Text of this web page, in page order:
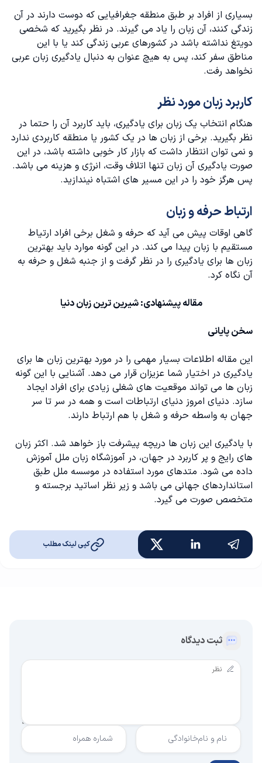
بسیاری از افراد بر طبق منطقه جغرافیایی که دوست دارند در آن
زندگی کنند، آن زبان را یاد می گیرند. در نظر بگیرید که شخصی
دویتغ نداشته باشد در کشورهای عربی زندگی کند یا با این
مناطق سفر کند، پس به هیچ عنوان به دنبال یادگیری زبان عربی
نخواهد رفت.
کاربرد زبان مورد نظر
هنگام انتخاب یک زبان برای یادگیری، باید کاربرد آن را حتما در
نظر بگیرید. برخی از زبان ها در یک کشور یا منطقه کاربردی ندارد
و نمی توان انتظار داشت که بازار کار خوبی داشته باشد، در این
صورت یادگیری آن زبان تنها اتلاف وقت، انرژی و هزینه می باشد.
پس هرگز خود را در این مسیر های اشتباه نیندازید.
ارتباط حرفه و زبان
گاهی اوقات پیش می آید که حرفه و شغل برخی افراد ارتیاط
مستقیم با زبان پیدا می کند. در این گونه موارد باید بهترین
زبان‌ ها برای یادگیری را در نظر گرفت و از جنبه شغل و حرفه به
آن نگاه کرد.
مقاله پیشنهادی:شیرین ترین زبان دنیا
سخن پایانی
این مقاله اطلاعات بسیار مهمی را در مورد بهترین زبان ها برای
یادگیری در اختیار شما عزیزان قرار می دهد. آشنایی با این گونه
زبان‌ ها می تواند موقعیت های شغلی زیادی برای افراد ایجاد
سازد. دنیای امروز دنیای ارتباطات است و همه در سر تا سر
جهان به واسطه حرفه و شغل با هم ارتباط دارند.
با یادگیری این زبان ها دریچه پیشرفت باز خواهد شد. اکثر زبان‌
های رایج و پر کاربرد در جهان، در آموزشگاه زبان ملل آموزش
داده می شود. متدهای مورد استفاده در موسسه ملل طبق
استانداردهای جهانی می باشد و زیر نظر اساتید برجسته و
متخصص صورت می گیرد.
کپی لینک مطلب
ثبت دیدگاه
نام و نام‌خانوادگی شماره همراه